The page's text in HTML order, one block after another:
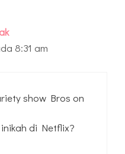
8:31 am
show Bros on
di Netflix?